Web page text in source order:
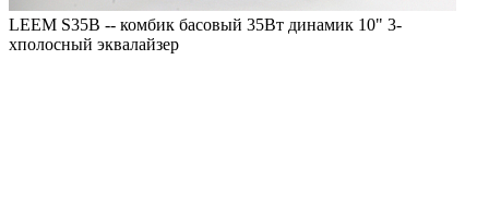
LEEM S35B -- комбик басовый 35Вт динамик 10" 3-
хполосный эквалайзер